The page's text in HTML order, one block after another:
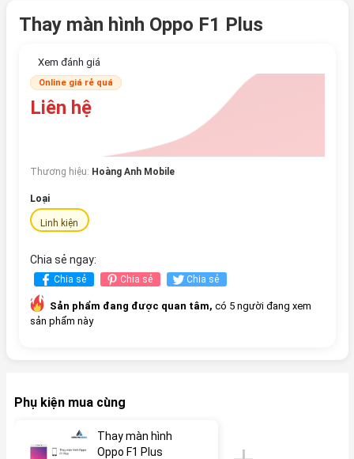
Thay màn hình Oppo F1 Plus
Xem đánh giá
Online giá rẻ quá
Liên hệ
Thương hiệu: Hoàng Anh Mobile
Loại
Linh kiện
Chia sẻ ngay:
Chia sẻ Chia sẻ Chia sẻ
Sản phẩm đang được quan tâm, có 5 người đang xem
sản phẩm này
Phụ kiện mua cùng
Thay màn hình
Oppo F1 Plus